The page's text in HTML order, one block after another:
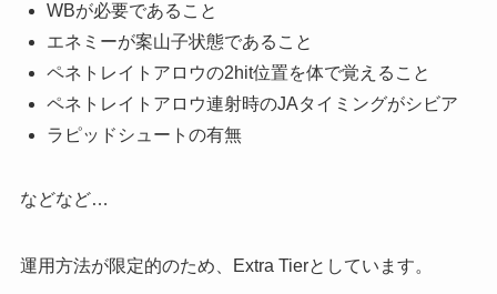
WBが必要であること
エネミーが案山子状態であること
ペネトレイトアロウの2hit位置を体で覚えること
ペネトレイトアロウ連射時のJAタイミングがシビア
ラピッドシュートの有無
などなど…
運用方法が限定的のため、Extra Tierとしています。